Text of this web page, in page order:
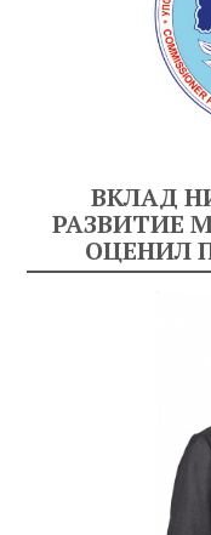
ВКЛАД
РАЗВИТИЕ
ОЦЕНИЛ